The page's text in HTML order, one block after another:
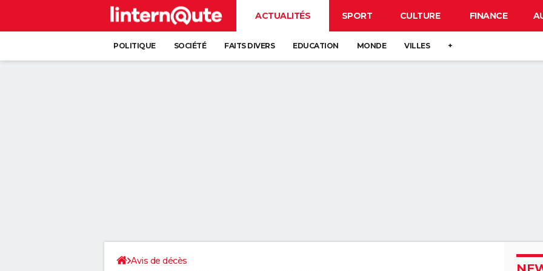
ACTUALITÉS SPORT CULTURE FINANCE
POLITIQUE SOCIÉTÉ FAITS DIVERS EDUCATION MONDE VILLES +
Avis de décès